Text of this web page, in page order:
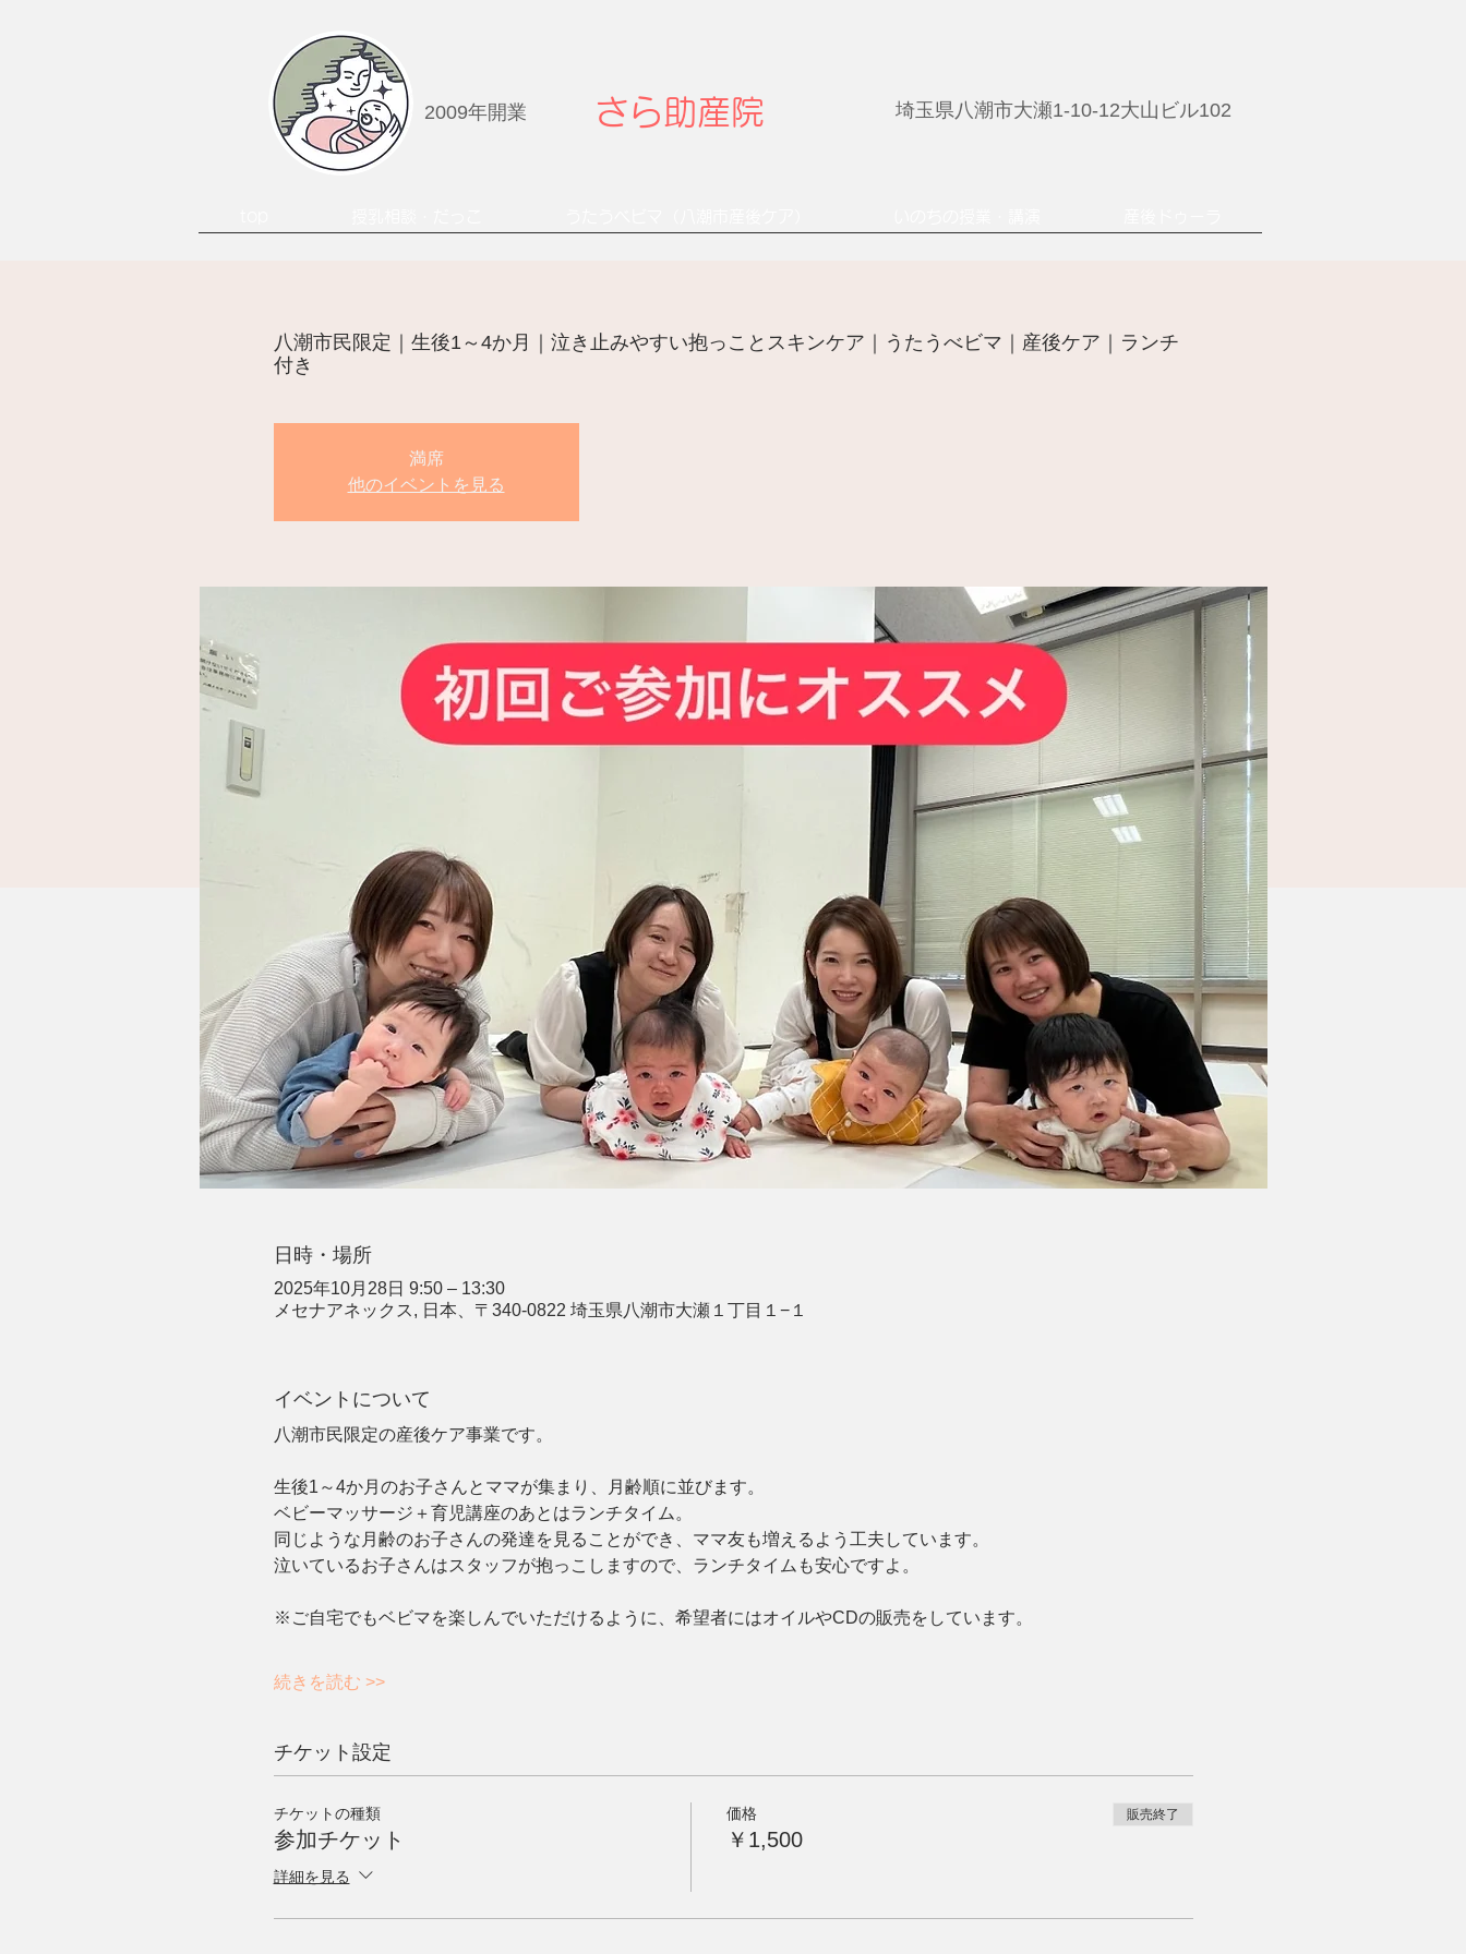
2009年開業 さら助産院 埼玉県八潮市大瀬1-10-12大山ビル102
八潮市民限定｜生後1～4か月｜泣き止みやすい抱っことスキンケア｜うたうべビマ｜産後ケア｜ランチ
付き
満席
他のイベントを見る
日時・場所
2025年10月28日 9:50 – 13:30
メセナアネックス, 日本、〒340-0822 埼玉県八潮市大瀬１丁目１−１
イベントについて
八潮市民限定の産後ケア事業です。
生後1～4か月のお子さんとママが集まり、月齢順に並びます。
ベビーマッサージ＋育児講座のあとはランチタイム。
同じような月齢のお子さんの発達を見ることができ、ママ友も増えるよう工夫しています。
泣いているお子さんはスタッフが抱っこしますので、ランチタイムも安心ですよ。
※ご自宅でもベビマを楽しんでいただけるように、希望者にはオイルやCDの販売をしています。
続きを読む >>
チケット設定
チケットの種類
参加チケット
詳細を見る
価格
￥1,500
販売終了